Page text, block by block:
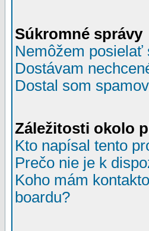
Súkromné správy
Nemôžem posielať
Dostávam
Dostal som
Záležitosti okolo
Kto napísal tento
Prečo nie je k
Koho mám
boardu?